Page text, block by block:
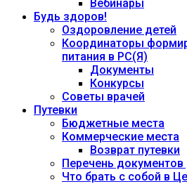
Вебинары
Будь здоров!
Оздоровление детей
Координаторы
питания в РС(Я)
Документы
Конкурсы
Советы врачей
Путевки
Бюджетные места
Коммерческие места
Возврат путевки
Перечень документов
Что брать с собой в